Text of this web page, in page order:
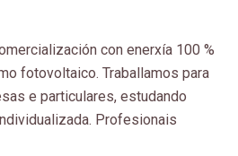
con enerxía 100 %
fotovoltaico. Traballamos para
e particulares, estudando
Profesionais